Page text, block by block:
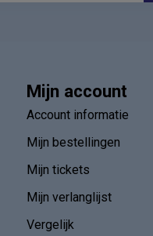
Mijn account
Account informatie
Mijn bestellingen
Mijn tickets
Mijn verlanglijst
Vergelijk